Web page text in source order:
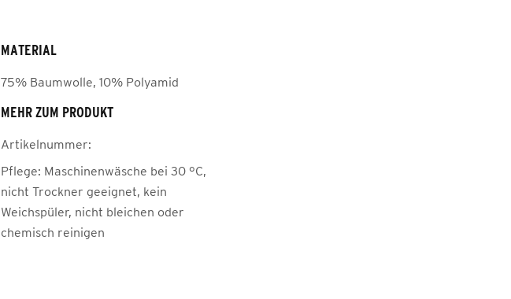
MATERIAL
75% Baumwolle, 10% Polyamid
MEHR ZUM PRODUKT
Artikelnummer:
Pflege: Maschinenwäsche bei 30 °C,
nicht Trockner geeignet, kein
Weichspüler, nicht bleichen oder
chemisch reinigen